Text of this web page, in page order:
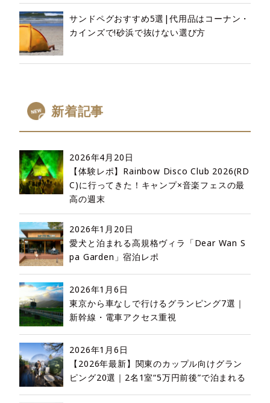
サンドペグおすすめ5選|代用品はコーナン・
カインズで!砂浜で抜けない選び方
新着記事
2026年4月20日
【体験レポ】Rainbow Disco Club 2026(RD
C)に行ってきた！キャンプ×音楽フェスの最
高の週末
2026年1月20日
愛犬と泊まれる高規格ヴィラ「Dear Wan S
pa Garden」宿泊レポ
2026年1月6日
東京から車なしで行けるグランピング7選｜
新幹線・電車アクセス重視
2026年1月6日
【2026年最新】関東のカップル向けグラン
ピング20選｜2名1室“5万円前後”で泊まれる